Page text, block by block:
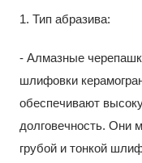
1. Тип абразива:
- Алмазные
шлифовки
обеспечивают
долговечность. Они
грубой и тонкой